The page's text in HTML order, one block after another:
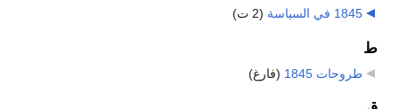
1845 في السياسة (2 ت)
ط
طروحات 1845 (فارغ)